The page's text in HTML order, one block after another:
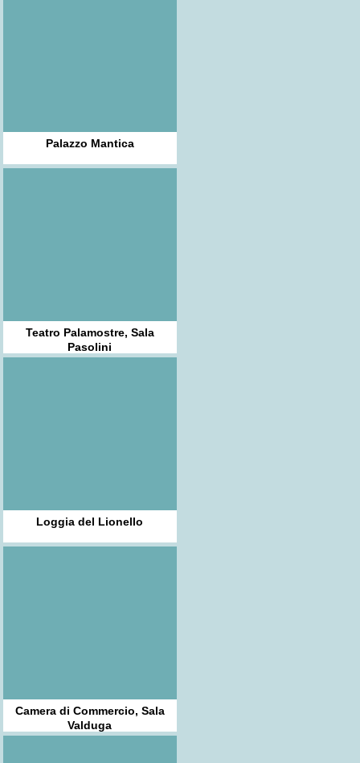
Palazzo Mantica
Teatro Palamostre, Sala
Pasolini
Loggia del Lionello
Camera di Commercio, Sala
Valduga